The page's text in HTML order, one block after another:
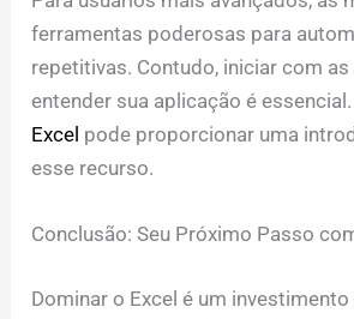
ferramentas poderosas para
repetitivas. Contudo, iniciar com
entender sua aplicação é
Excel pode proporcionar uma
esse recurso.
Conclusão: Seu Próximo Passo
Dominar o Excel é um